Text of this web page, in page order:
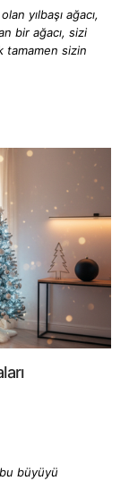
yılbaşı ağacı,
bir ağacı, sizi
tamamen sizin
bu büyüyü